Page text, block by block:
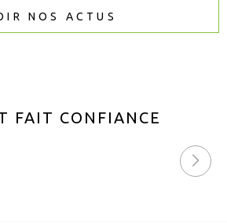
NOS ACTUS
FAIT CONFIANCE